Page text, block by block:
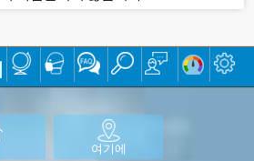
여기에